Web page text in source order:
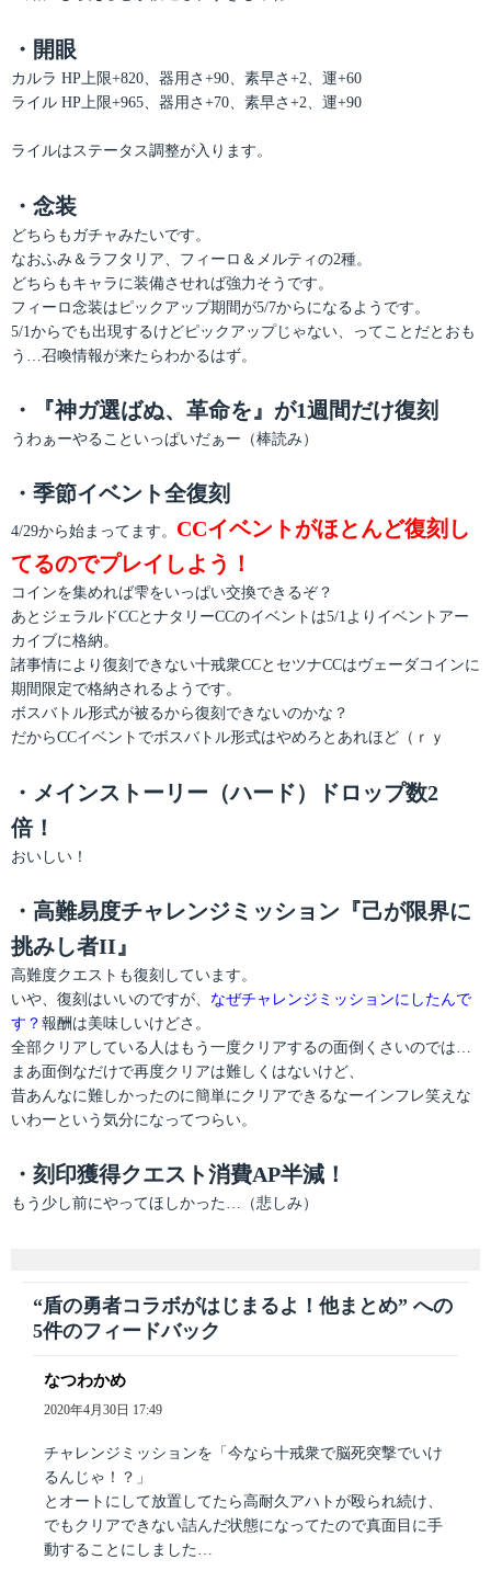
・開眼
カルラ HP上限+820、器用さ+90、素早さ+2、運+60
ライル HP上限+965、器用さ+70、素早さ+2、運+90
ライルはステータス調整が入ります。
・念装
どちらもガチャみたいです。
なおふみ＆ラフタリア、フィーロ＆メルティの2種。
どちらもキャラに装備させれば強力そうです。
フィーロ念装はピックアップ期間が5/7からになるようです。
5/1からでも出現するけどピックアップじゃない、ってことだとおも
う…召喚情報が来たらわかるはず。
・『神ガ選ばぬ、革命を』が1週間だけ復刻
うわぁーやることいっぱいだぁー（棒読み）
・季節イベント全復刻
4/29から始まってます。 CCイベントがほとんど復刻し
てるのでプレイしよう！
コインを集めれば雫をいっぱい交換できるぞ？
あとジェラルドCCとナタリーCCのイベントは5/1よりイベントアー
カイブに格納。
諸事情により復刻できない十戒衆CCとセツナCCはヴェーダコインに
期間限定で格納されるようです。
ボスバトル形式が被るから復刻できないのかな？
だからCCイベントでボスバトル形式はやめろとあれほど（ｒｙ
・メインストーリー（ハード）ドロップ数2
倍！
おいしい！
・高難易度チャレンジミッション『己が限界に
挑みし者II』
高難度クエストも復刻しています。
いや、復刻はいいのですが、 なぜチャレンジミッションにしたんで
す？ 報酬は美味しいけどさ。
全部クリアしている人はもう一度クリアするの面倒くさいのでは…
まあ面倒なだけで再度クリアは難しくはないけど、
昔あんなに難しかったのに簡単にクリアできるなーインフレ笑えな
いわーという気分になってつらい。
・刻印獲得クエスト消費AP半減！
もう少し前にやってほしかった…（悲しみ）
“盾の勇者コラボがはじまるよ！他まとめ” への
5件のフィードバック
なつわかめ
り:
2020年4月30日 17:49
チャレンジミッションを「今なら十戒衆で脳死突撃でいけ
るんじゃ！？」
とオートにして放置してたら高耐久アハトが殴られ続け、
でもクリアできない詰んだ状態になってたので真面目に手
動することにしました…